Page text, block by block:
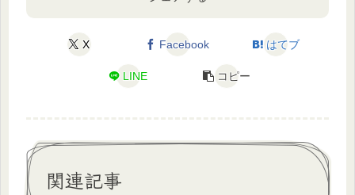
X Facebook はてブ
LINE コピー
関連記事